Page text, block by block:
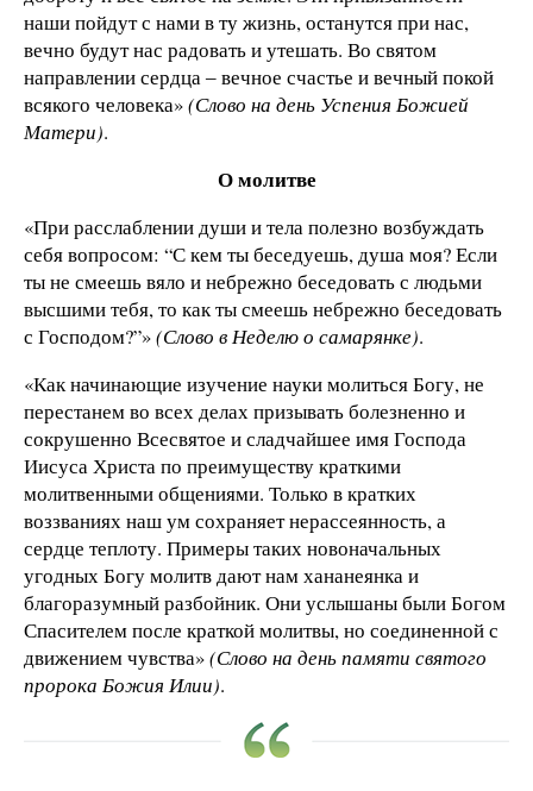
наши пойдут с нами в ту жизнь, останутся при нас,
вечно будут нас радовать и утешать. Во святом
направлении сердца ‒ вечное счастье и вечный покой
всякого человека»(Слово на день Успения Божией
Матери).
О молитве
«При расслаблении души и тела полезно возбуждать
себя вопросом: “С кем ты беседуешь, душа моя? Если
ты не смеешь вяло и небрежно беседовать с людьми
высшими тебя, то как ты смеешь небрежно беседовать
с Господом?”»(Слово в Неделю о самарянке).
«Как начинающие изучение науки молиться Богу, не
перестанем во всех делах призывать болезненно и
сокрушенно Всесвятое и сладчайшее имя Господа
Иисуса Христа по преимуществу краткими
молитвенными общениями. Только в кратких
воззваниях наш ум сохраняет нерассеянность, а
сердце теплоту. Примеры таких новоначальных
угодных Богу молитв дают нам хананеянка и
благоразумный разбойник. Они услышаны были Богом
Спасителем после краткой молитвы, но соединенной с
движением чувства»(Слово на день памяти святого
пророка Божия Илии).